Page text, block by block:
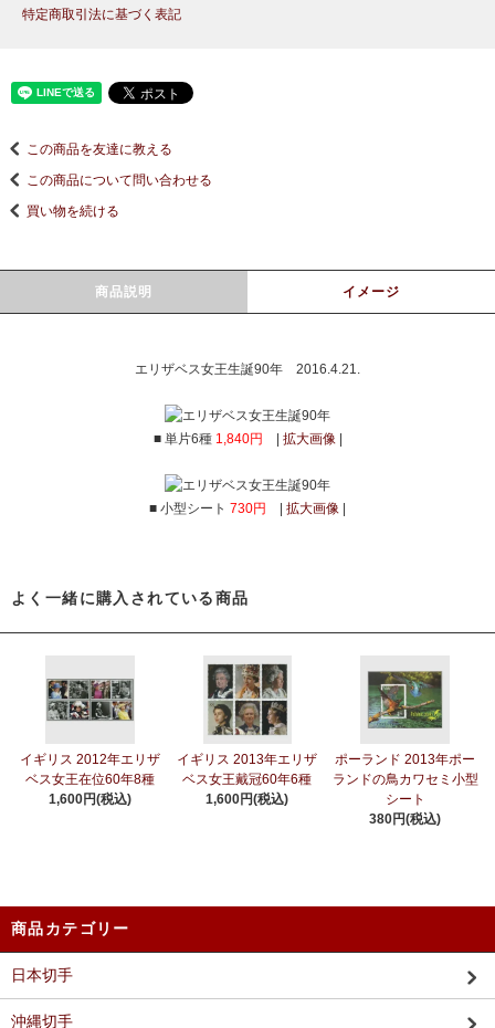
特定商取引法に基づく表記
この商品を友達に教える
この商品について問い合わせる
買い物を続ける
商品説明 イメージ
エリザベス女王生誕90年 2016.4.21.
■ 単片6種 1,840円 拡大画像|
■ 小型シート 730円 拡大画像
よく一緒に購入されている商品
イギリス 2012年エリザ
ベス女王在位60年8種
1,600円(税込)
イギリス 2013年エリザ
ベス女王戴冠60年6種
1,600円(税込)
ポーランド 2013年ポー
ランドの鳥カワセミ小型
シート
380円(税込)
商品カテゴリー
日本切手
沖縄切手